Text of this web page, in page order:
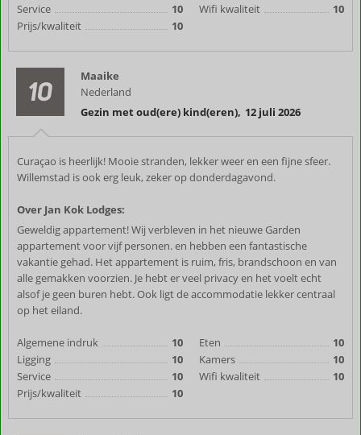
Service
10
Prijs/kwaliteit
10
Wifi kwaliteit
10
10
Maaike
Nederland
Gezin met oud(ere) kind(eren), 12 juli 2026
Curaçao is heerlijk! Mooie stranden, lekker weer en een fijne sfeer.
Willemstad is ook erg leuk, zeker op donderdagavond.
Over Jan Kok Lodges:
Geweldig appartement! Wij verbleven in het nieuwe Garden
appartement voor vijf personen. en hebben een fantastische
vakantie gehad. Het appartement is ruim, fris, brandschoon en van
alle gemakken voorzien. Je hebt er veel privacy en het voelt echt
alsof je geen buren hebt. Ook ligt de accommodatie lekker centraal
op het eiland.
Algemene indruk
10
Ligging
10
Service
10
Prijs/kwaliteit
10
Eten
10
Kamers
10
Wifi kwaliteit
10